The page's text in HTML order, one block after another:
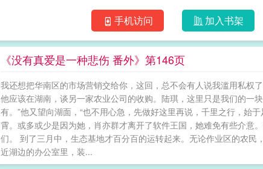
手机访问 加入书架
《没有真爱是一种悲伤 番外》第146页
我还想把华南区的市场营销交给你，这回，总不会有人说我滥用私权
他应该在湖南，谈另一家农业公司的收购。陆琪，这里只是我们的一
有。”他又望向湖面，“也不用心急，先做好这里再说，千里之行，始
霄。或多或少是因为她，肖亦群才离开了软件王国，她难免有些介意
们。 到了三月中，生态基地才百分百的运转起来。无论作业区的农
近湖边的办公室里，装...